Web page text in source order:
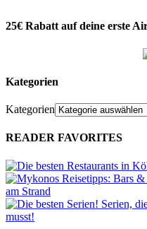
25€ Rabatt auf deine erste
Kategorien
Kategorien
READER FAVORITES